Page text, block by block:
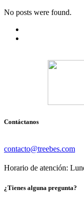
No posts were found.
Contáctanos
contacto@treebes.com
Horario de atención:
¿Tienes alguna pregunta?